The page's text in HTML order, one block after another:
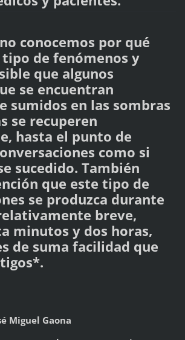
conocemos por qué
de fenómenos y
que algunos
se encuentran
sumidos en las sombras
se recuperen
hasta el punto de
como si
sucedido. También
que este tipo de
se produzca durante
breve,
minutos y dos horas,
de suma facilidad que
Miguel Gaona